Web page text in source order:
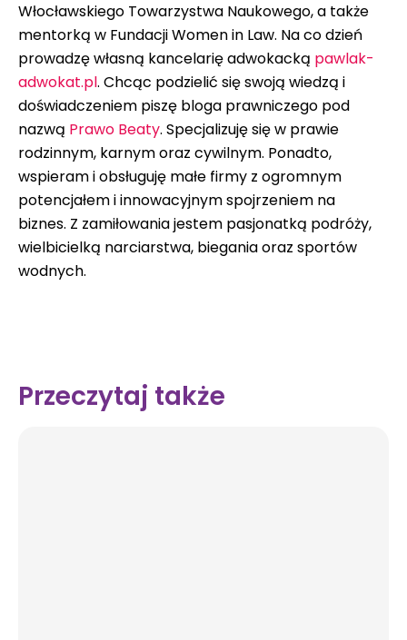
Włocławskiego Towarzystwa Naukowego, a także
mentorką w Fundacji Women in Law. Na co dzień
prowadzę własną kancelarię adwokacką pawlak-
adwokat.pl. Chcąc podzielić się swoją wiedzą i
doświadczeniem piszę bloga prawniczego pod
nazwą Prawo Beaty. Specjalizuję się w prawie
rodzinnym, karnym oraz cywilnym. Ponadto,
wspieram i obsługuję małe firmy z ogromnym
potencjałem i innowacyjnym spojrzeniem na
biznes. Z zamiłowania jestem pasjonatką podróży,
wielbicielką narciarstwa, biegania oraz sportów
wodnych.
Przeczytaj także